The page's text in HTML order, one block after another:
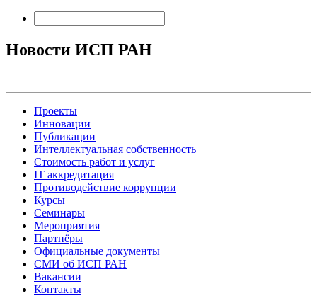
Новости ИСП РАН
Проекты
Инновации
Публикации
Интеллектуальная собственность
Стоимость работ и услуг
IT аккредитация
Противодействие коррупции
Курсы
Семинары
Мероприятия
Партнёры
Официальные документы
СМИ об ИСП РАН
Вакансии
Контакты